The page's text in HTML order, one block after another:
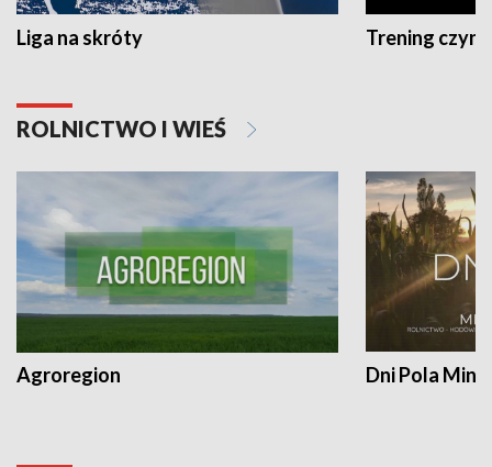
Liga na skróty Trening czyni
ROLNICTWO I WIEŚ
Agroregion Dni Pola